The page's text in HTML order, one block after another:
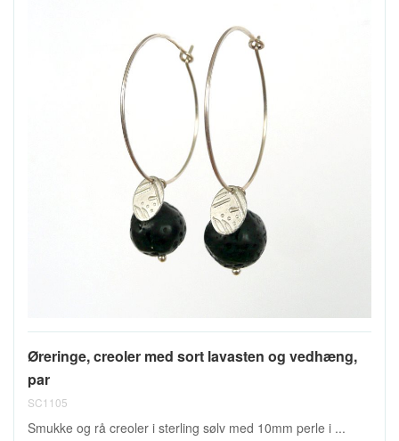
Øreringe, creoler med sort lavasten og vedhæng,
par
SC1105
Smukke og rå creoler i sterling sølv med 10mm perle i ...